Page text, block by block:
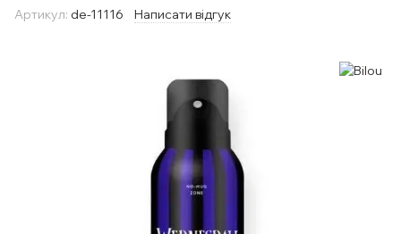
Артикул: de-11116 Написати відгук